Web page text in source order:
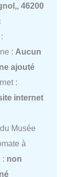
46200
: Aucun
ajouté
:
internet
Musée
à
: non